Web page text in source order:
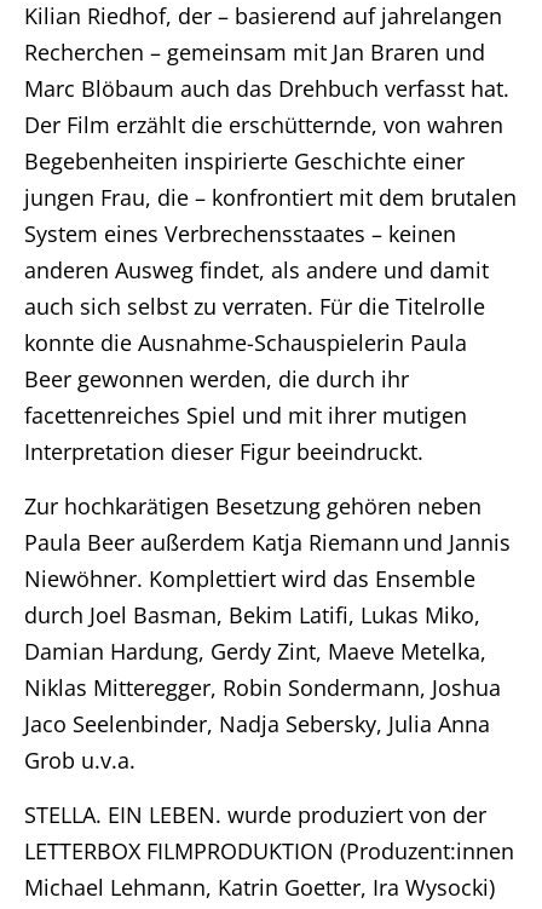
Kilian Riedhof, der – basierend auf jahrelangen
Recherchen – gemeinsam mit Jan Braren und
Marc Blöbaum auch das Drehbuch verfasst hat.
Der Film erzählt die erschütternde, von wahren
Begebenheiten inspirierte Geschichte einer
jungen Frau, die – konfrontiert mit dem brutalen
System eines Verbrechensstaates – keinen
anderen Ausweg findet, als andere und damit
auch sich selbst zu verraten. Für die Titelrolle
konnte die Ausnahme-Schauspielerin Paula
Beer gewonnen werden, die durch ihr
facettenreiches Spiel und mit ihrer mutigen
Interpretation dieser Figur beeindruckt.
Zur hochkarätigen Besetzung gehören neben
Paula Beer außerdem Katja Riemann und Jannis
Niewöhner. Komplettiert wird das Ensemble
durch Joel Basman, Bekim Latifi, Lukas Miko,
Damian Hardung, Gerdy Zint, Maeve Metelka,
Niklas Mitteregger, Robin Sondermann, Joshua
Jaco Seelenbinder, Nadja Sebersky, Julia Anna
Grob u.v.a.
STELLA. EIN LEBEN. wurde produziert von der
LETTERBOX FILMPRODUKTION (Produzent:innen
Michael Lehmann, Katrin Goetter, Ira Wysocki)
Home
Unternehmen